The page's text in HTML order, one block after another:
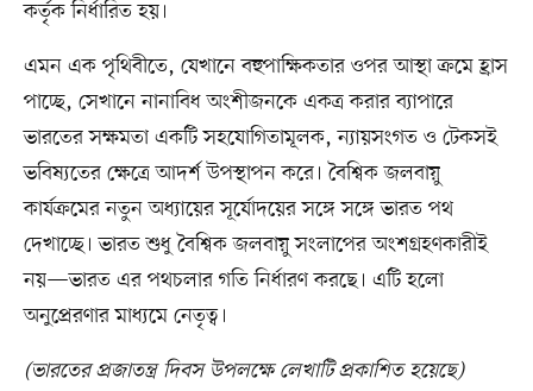
কর্তৃক নির্ধারিত হয়।
এমন এক পৃথিবীতে, যেখানে বহুপাক্ষিকতার ওপর আস্থা ক্রমে হ্রাস
পাচ্ছে, সেখানে নানাবিধ অংশীজনকে একত্র করার ব্যাপারে
ভারতের সক্ষমতা একটি সহযোগিতামূলক, ন্যায়সংগত ও টেকসই
ভবিষ্যতের ক্ষেত্রে আদর্শ উপস্থাপন করে। বৈশ্বিক জলবায়ু
কার্যক্রমের নতুন অধ্যায়ের সূর্যোদয়ের সঙ্গে সঙ্গে ভারত পথ
দেখাচ্ছে। ভারত শুধু বৈশ্বিক জলবায়ু সংলাপের অংশগ্রহণকারীই
নয়—ভারত এর পথচলার গতি নির্ধারণ করছে। এটি হলো
অনুপ্রেরণার মাধ্যমে নেতৃত্ব।
(ভারতের প্রজাতন্ত্র দিবস উপলক্ষে লেখাটি প্রকাশিত হয়েছে)